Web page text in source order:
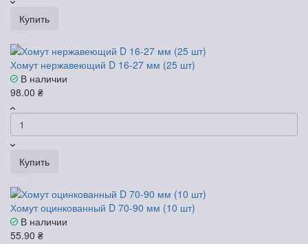
Купить
Хомут нержавеющий D 16-27 мм (25 шт)
В наличии
98.00 ₴
Купить
Хомут оцинкованный D 70-90 мм (10 шт)
В наличии
55.90 ₴